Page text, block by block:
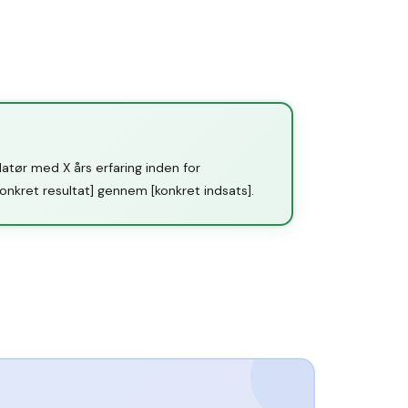
med X års erfaring inden for
resultat] gennem [konkret indsats].